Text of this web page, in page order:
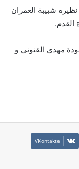
نظيره شبيبة العمران
القدم.
مهدي القنوني و